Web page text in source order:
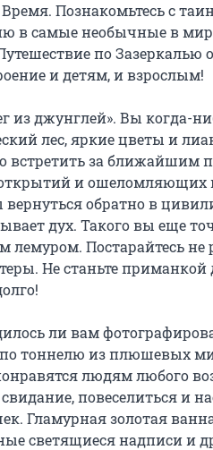
Время. Познакомьтесь с
в самые необычные в
по
и детям, и взрослым!
из джунглей». Вы когда-
лес, яркие цветы и
встретить за ближайшим
и ошеломляющих
вернуться обратно в
дух. Такого вы еще
лемуром. Постарайтесь
Не станьте
ли вам
по тоннелю из плюшевых
людям любого
повеселиться и
Гламурная золотая
светящиеся надписи и